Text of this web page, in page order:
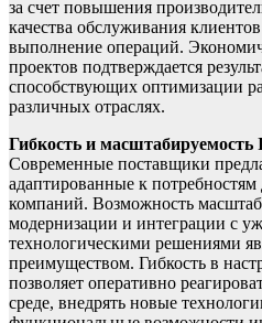
за счет повышения
качества обслуживания
выполнение операций.
проектов подтверждается
способствующих оптимизации
различных отраслях.
Гибкость и
Современные поставщики
адаптированные к
компаний. Возможность
модернизации и интеграции с
технологическими решениями
преимуществом. Гибкость в
позволяет оперативно
среде, внедрять новые